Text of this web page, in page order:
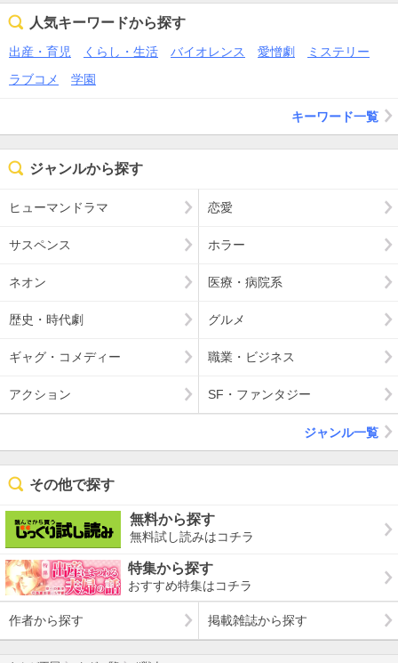
人気キーワードから探す
出産・育児 くらし・生活 バイオレンス 愛憎劇
ミステリー
ラブコメ
学園
キーワード一覧
ジャンルから探す
ヒューマンドラマ 恋愛
サスペンス ホラー
ネオン 医療・病院系
歴史・時代劇 グルメ
ギャグ・コメディー 職業・ビジネス
アクション SF・ファンタジー
ジャンル一覧
その他で探す
無料から探す
無料試し読みはコチラ
特集から探す
おすすめ特集はコチラ
作者から探す 掲載雑誌から探す